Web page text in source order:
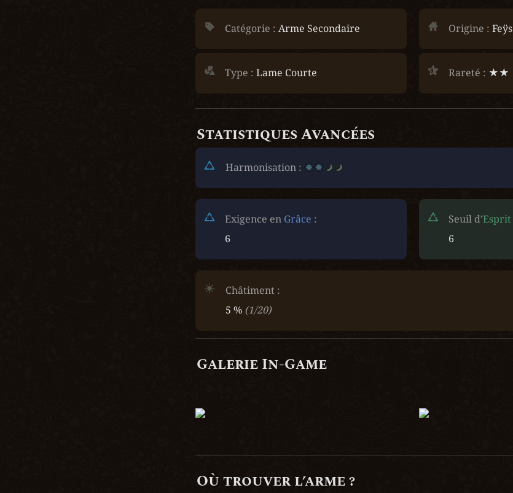
Catégorie : Arme Secondaire
Type : Lame Courte
Origine : Feÿs
Rareté : ★★
Statistiques Avancées
Harmonisation :
Exigence en Grâce :
6
Seuil d’Esprit
6
Châtiment :
5 % (1/20)
Galerie In-Game
Où trouver l’arme ?